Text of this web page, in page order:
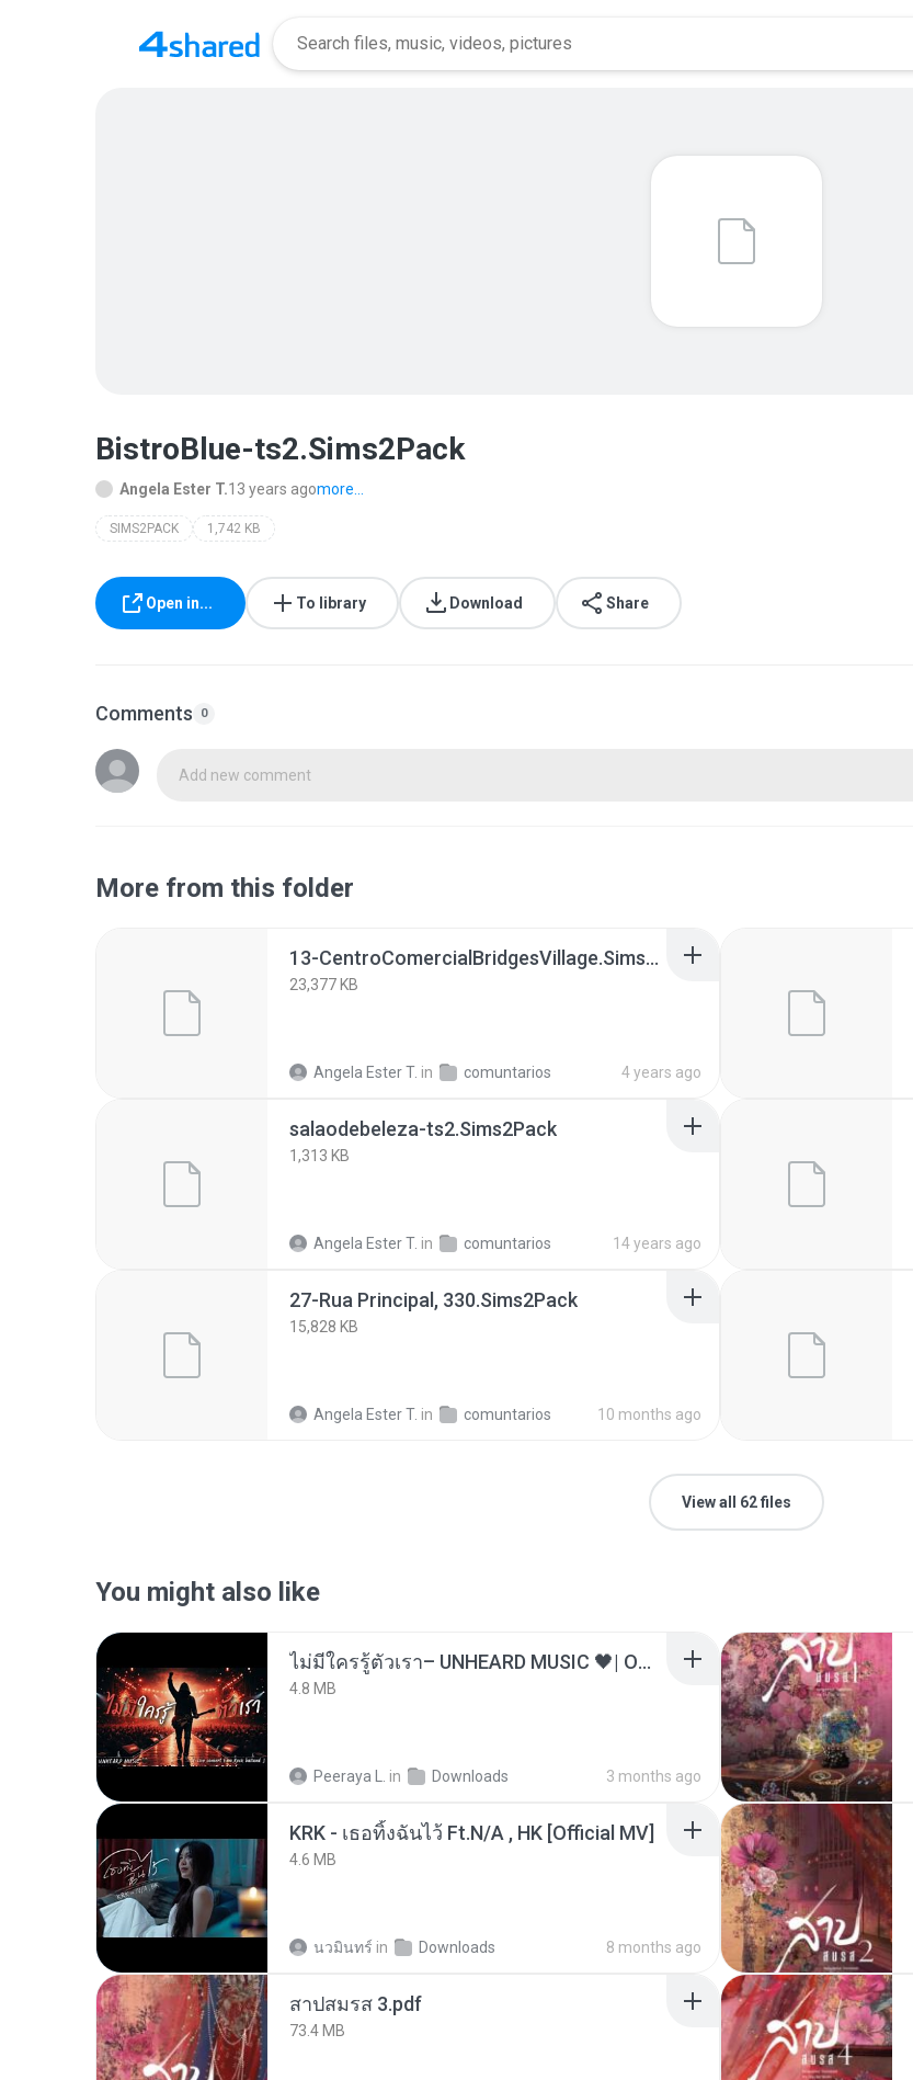
BistroBlue-ts2.Sims2Pack
Angela Ester T.13 years agomore...
SIMS2PACK 1,742 KB
Open in... To library Download Share
Comments 0
Add new comment
More from this folder
13-CentroComercialBridgesVillage.Sims2Pack
23,377 KB
Angela Ester T. in comuntarios 4 years ago
salaodebeleza-ts2.Sims2Pack
1,313 KB
Angela Ester T. in comuntarios 14 years ago
27-Rua Principal, 330.Sims2Pack
15,828 KB
Angela Ester T. in comuntarios 10 months ago
View all 62 files
You might also like
ไม่มีใครรู้ตัวเรา– UNHEARD MUSIC 🖤| Official Lyric Video | เพลงสู้ชีวิต
4.8 MB
Peeraya L. in Downloads 3 months ago
KRK - เธอทิ้งฉันไว้ Ft.N/A , HK [Official MV]
4.6 MB
นวมินทร์ in Downloads 8 months ago
สาปสมรส 3.pdf
73.4 MB